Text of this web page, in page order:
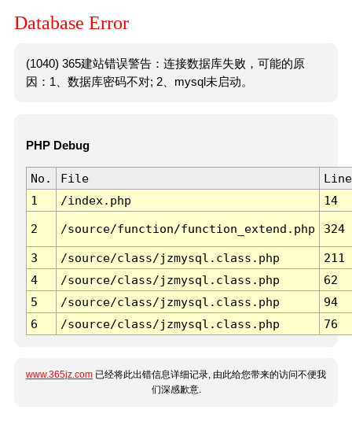
Database Error
(1040) 365建站错误警告：连接数据库失败，可能的原
因：1、数据库密码不对; 2、mysql未启动。
PHP Debug
No. File
Line
1
/index.php 14
2 /source/function/function_extend.php 324
3 /source/class/jzmysql.class.php
211
4
/source/class/jzmysql.class.php
62
5
/source/class/jzmysql.class.php
94
6
/source/class/jzmysql.class.php 76
www.365jz.com 已经将此出错信息详细记录, 由此给您带来的访问不便我
们深感歉意.